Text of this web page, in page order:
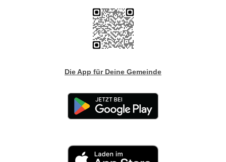
Die App für Deine Gemeinde